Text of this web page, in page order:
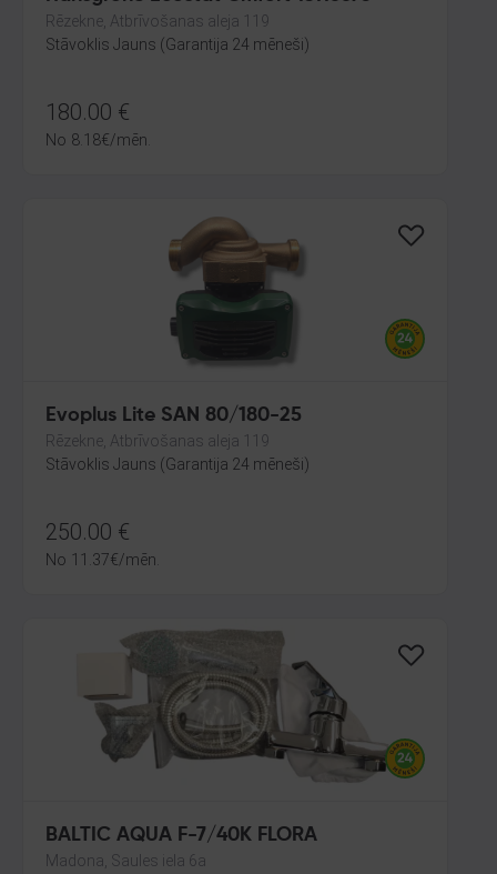
Rēzekne, Atbrīvošanas aleja 119
Stāvoklis Jauns (Garantija 24 mēneši)
180.00 €
No 8.18€/mēn.
Evoplus Lite SAN 80/180-25
Rēzekne, Atbrīvošanas aleja 119
Stāvoklis Jauns (Garantija 24 mēneši)
250.00 €
No 11.37€/mēn.
BALTIC AQUA F-7/40K FLORA
Madona, Saules iela 6a